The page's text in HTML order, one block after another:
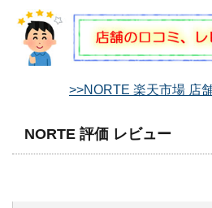
>>NORTE 楽天市場 店
NORTE 評価 レビュー